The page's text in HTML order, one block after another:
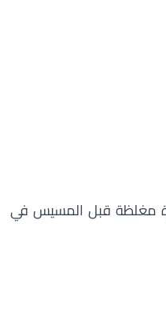
مغلظة قبل المسيس في